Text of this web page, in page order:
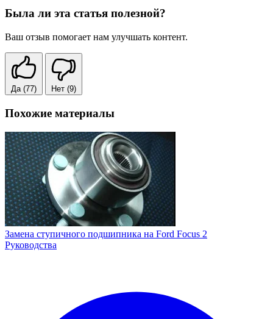
Была ли эта статья полезной?
Ваш отзыв помогает нам улучшать контент.
Да (77) Нет (9)
Похожие материалы
Замена ступичного подшипника на Ford Focus 2
Руководства